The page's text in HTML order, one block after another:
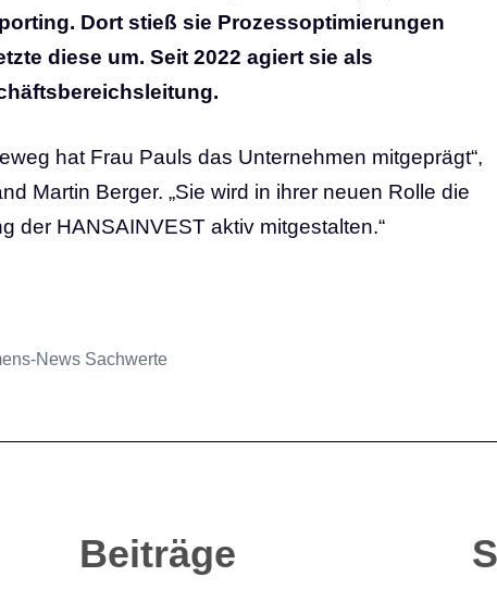
Dort stieß sie Prozessoptimierungen
diese um. Seit 2022 agiert sie als
hat Frau Pauls das Unternehmen mitgeprägt“,
Martin Berger. „Sie wird in ihrer neuen Rolle die
der HANSAINVEST aktiv mitgestalten.“
News Sachwerte
Beiträge